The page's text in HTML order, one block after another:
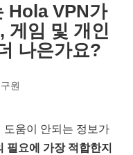
Hola VPN가
게임 및 개인
나은가요?
원
움이 안되는 정보가
필요에 가장 적합한지